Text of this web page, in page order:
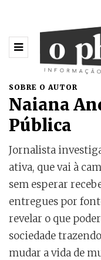
SOBRE O AUTOR
Naiana
Pública
Jornalista
ativa, que vai à
sem esperar
entregues por
revelar o que
sociedade
mudar a vida de